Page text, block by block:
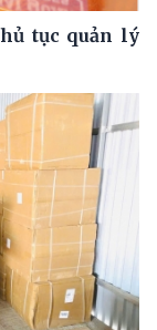
tục quản lý